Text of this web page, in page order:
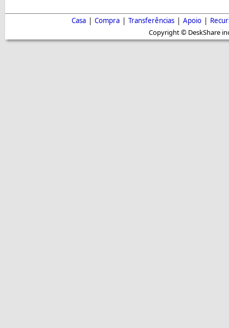
Casa | Compra | Transferências | Apoio |
Copyright © DeskShare